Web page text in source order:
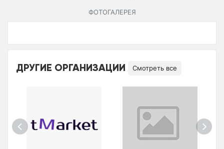
ФОТОГАЛЕРЕЯ
ДРУГИЕ ОРГАНИЗАЦИИ Смотреть все